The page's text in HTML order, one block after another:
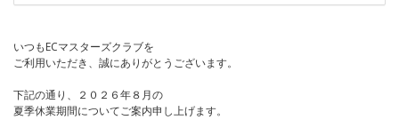
いつもECマスターズクラブを
ご利用いただき、誠にありがとうございます。
下記の通り、２０２６年８月の
夏季休業期間についてご案内申し上げます。